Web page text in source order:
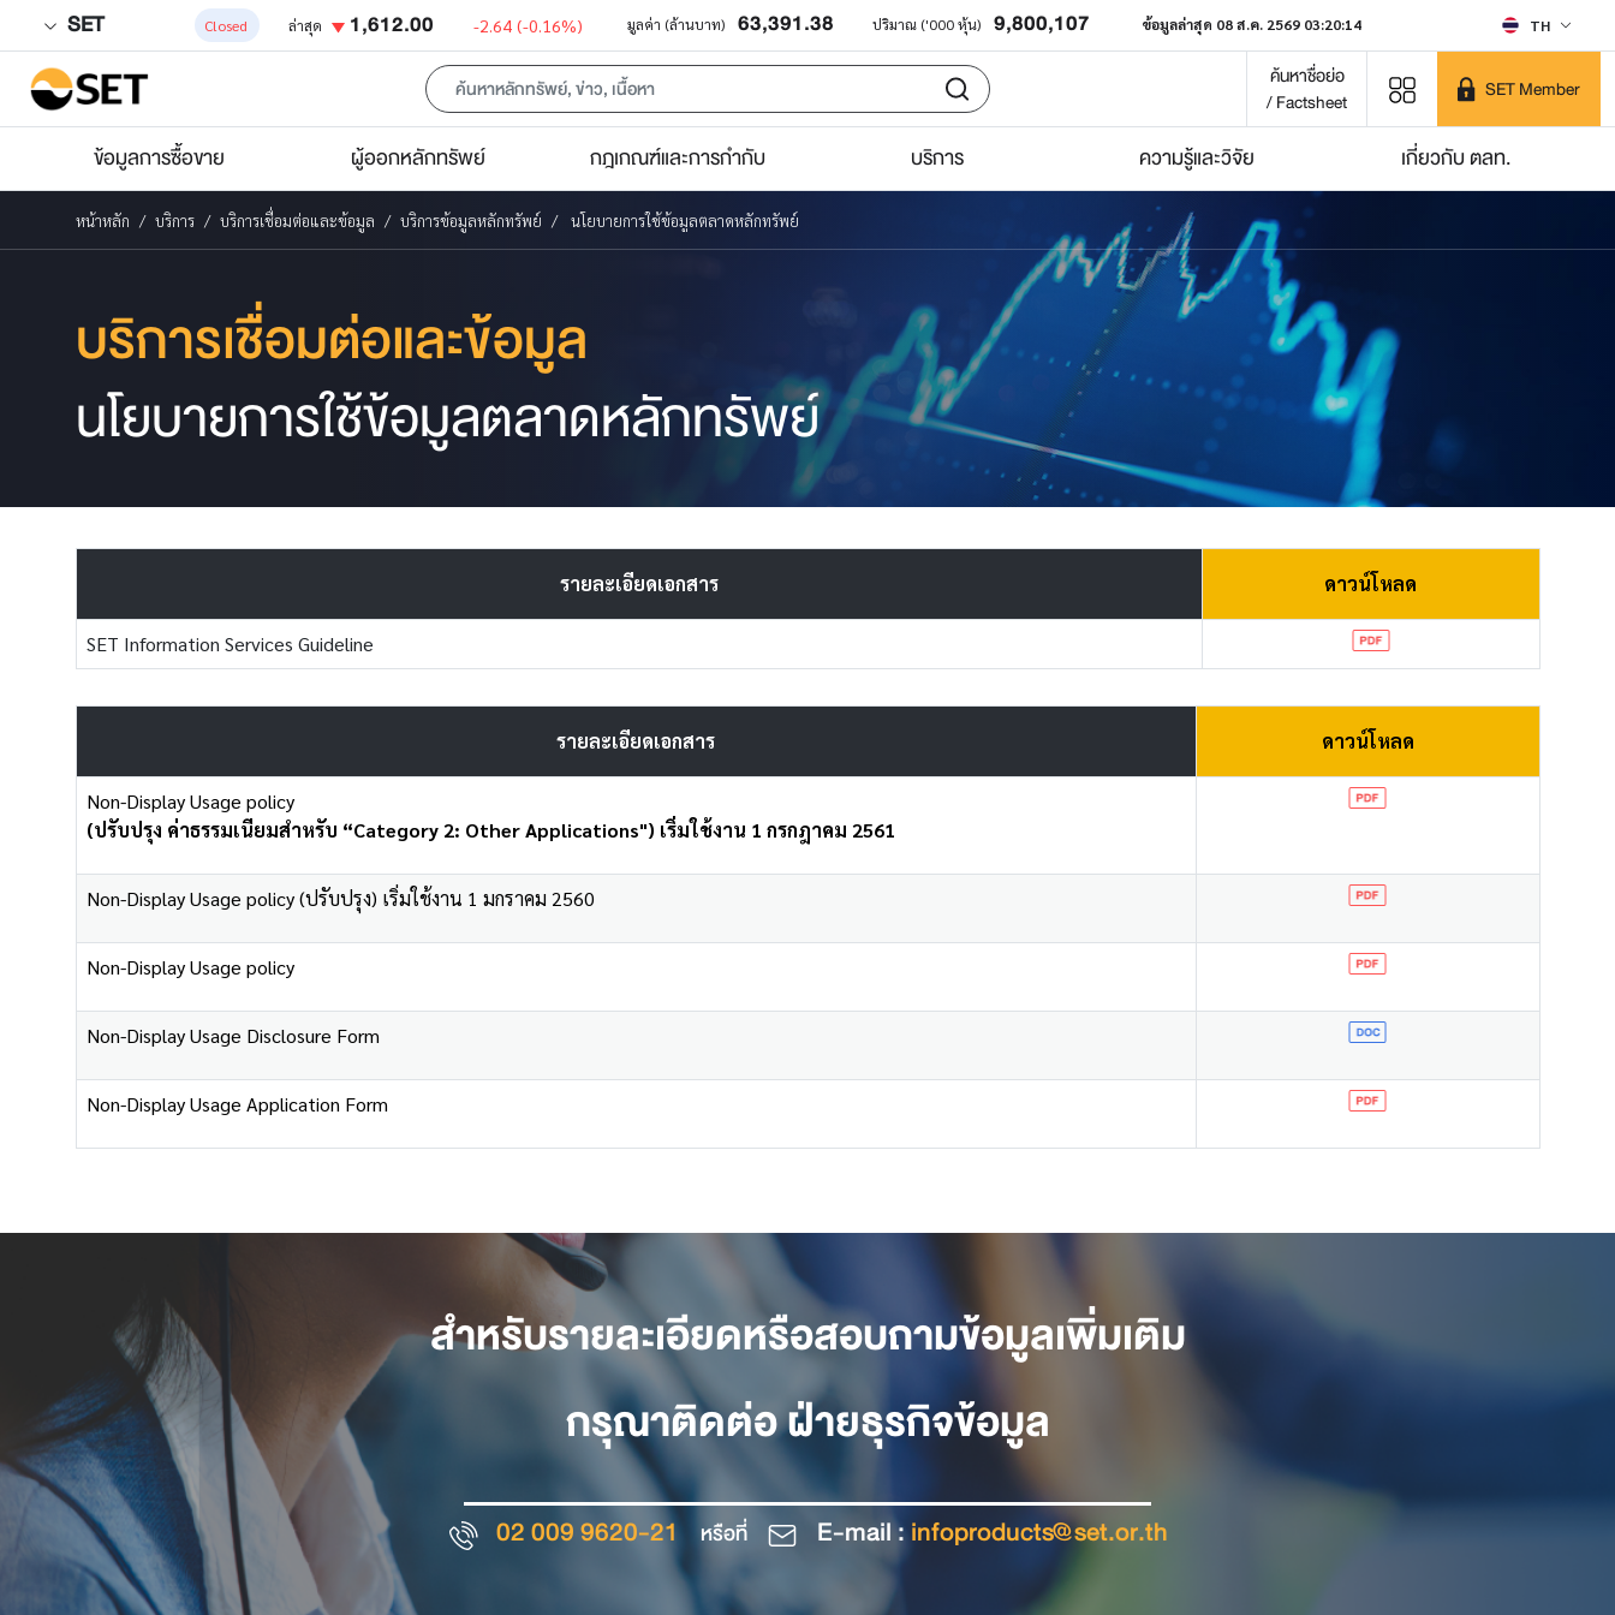
SET Closed ล่าสุด 1,612.00 -2.64 (-0.16%) มูลค่า (ล้านบาท) 63,391.38 ปริมาณ ('000 หุ้น) 9,800,107 ข้อมูลล่าสุด 08 ส.ค. 2569 03:20:14 TH
ค้นหาชื่อย่อ
/ Factsheet
SET Member
ข้อมูลการซื้อขาย ผู้ออกหลักทรัพย์ กฎเกณฑ์และการกำกับ บริการ ความรู้และวิจัย เกี่ยวกับ ตลท.
หน้าหลัก บริการ บริการเชื่อมต่อและข้อมูล บริการข้อมูลหลักทรัพย์ นโยบายการใช้ข้อมูลตลาดหลักทรัพย์
บริการเชื่อมต่อและข้อมูล
นโยบายการใช้ข้อมูลตลาดหลักทรัพย์
รายละเอียดเอกสาร ดาวน์โหลด
SET Information Services Guideline
รายละเอียดเอกสาร ดาวน์โหลด
Non-Display Usage policy
(ปรับปรุง ค่าธรรมเนียมสำหรับ “Category 2: Other Applications") เริ่มใช้งาน 1 กรกฎาคม 2561
Non-Display Usage policy (ปรับปรุง) เริ่มใช้งาน 1 มกราคม 2560
Non-Display Usage policy
Non-Display Usage Disclosure Form
Non-Display Usage Application Form
สำหรับรายละเอียดหรือสอบถามข้อมูลเพิ่มเติม
กรุณาติดต่อ ฝ่ายธุรกิจข้อมูล
02 009 9620-21 หรือที่ E-mail :infoproducts@set.or.th